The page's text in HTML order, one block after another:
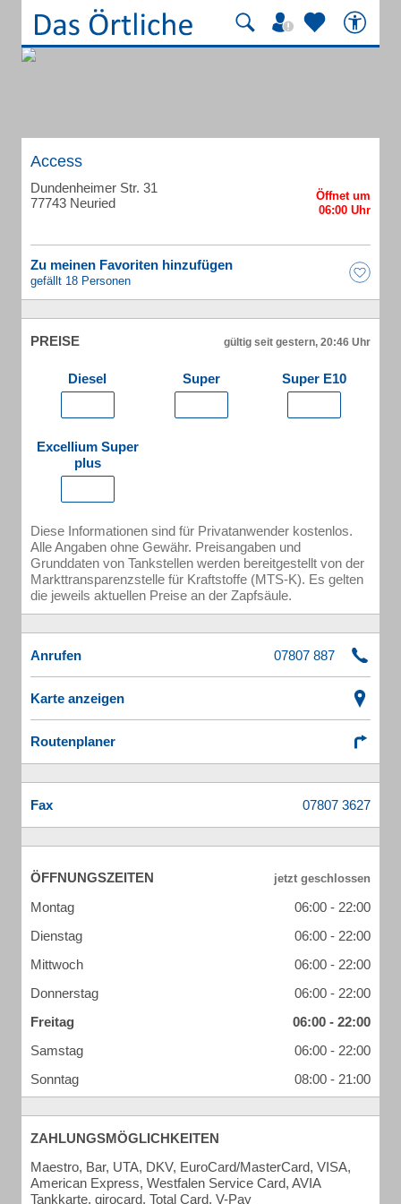
Access
Dundenheimer Str. 31
77743 Neuried
Zu meinen Favoriten hinzufügen
gefällt 18 Personen
PREISE gültig seit gestern, 20:46 Uhr
Diesel Super Super E10
Excellium Super
plus
Diese Informationen sind für Privatanwender kostenlos.
Alle Angaben ohne Gewähr. Preisangaben und
Grunddaten von Tankstellen werden bereitgestellt von der
Markttransparenzstelle für Kraftstoffe (MTS-K). Es gelten
die jeweils aktuellen Preise an der Zapfsäule.
Anrufen
Karte anzeigen
Routenplaner
Fax
ÖFFNUNGSZEITEN
Montag
06:00 - 22:00
Dienstag
06:00 - 22:00
Mittwoch
06:00 - 22:00
Donnerstag
06:00 - 22:00
Freitag
06:00 - 22:00
Samstag
06:00 - 22:00
Sonntag
08:00 - 21:00
ZAHLUNGSMÖGLICHKEITEN
Maestro, Bar, UTA, DKV, EuroCard/MasterCard, VISA,
American Express, Westfalen Service Card, AVIA
Tankkarte, girocard, Total Card, V-Pay